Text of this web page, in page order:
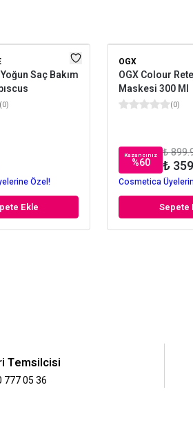
Saç Bakım
(0)
Özel!
Ekle
OGX
OGX Colour
Maskesi 300 Ml
(0)
Kazancınız
%60
₺
₺
Cosmetica
Sepete
Temsilcisi
777 05 36